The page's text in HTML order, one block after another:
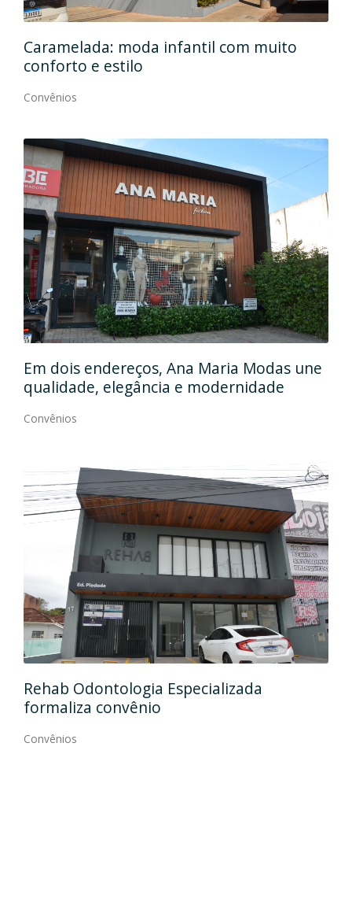
Caramelada: moda infantil com muito
conforto e estilo
Convênios
Em dois endereços, Ana Maria Modas une
qualidade, elegância e modernidade
Convênios
Rehab Odontologia Especializada
formaliza convênio
Convênios